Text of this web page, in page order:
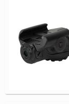
Jagdreviere
Bücher, Videos